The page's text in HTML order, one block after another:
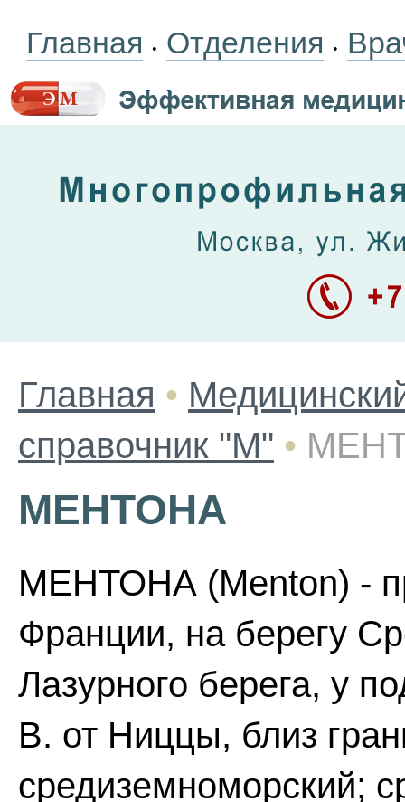
Главная • Отделения •
Главная •
справочник "М" •
МЕНТОНА
МЕНТОНА (Menton) -
Франции, на берегу
Лазурного берега, у
В. от Ниццы, близ
средиземноморский;